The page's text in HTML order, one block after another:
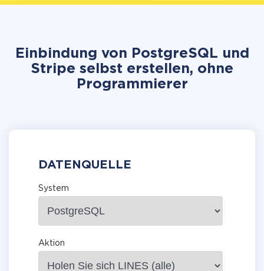
Einbindung von PostgreSQL und
Stripe selbst erstellen, ohne
Programmierer
DATENQUELLE
System
Aktion